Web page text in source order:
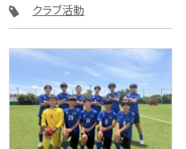
クラブ活動